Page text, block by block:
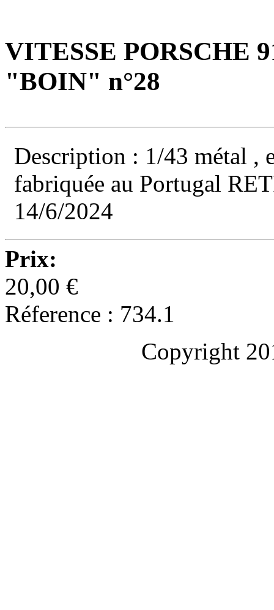
VITESSE PORSCHE
"BOIN" n°28
Description : 1/43 métal ,
fabriquée au Portugal
14/6/2024
Prix:
20,00 €
Réference : 734.1
Copyright